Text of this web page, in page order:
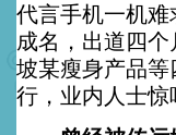
代言手机一机
成名，出道四
坡某瘦身产品
行，业内人士